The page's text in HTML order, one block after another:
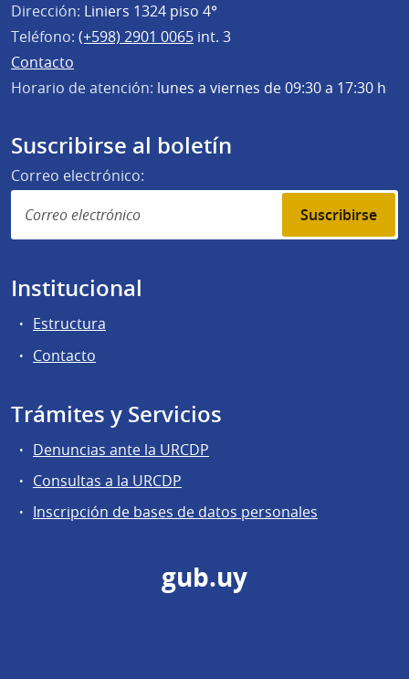
Dirección: Liniers 1324 piso 4°
Teléfono: (+598) 2901 0065 int. 3
Contacto
Horario de atención: lunes a viernes de 09:30 a 17:30 h
Suscribirse al boletín
Correo electrónico:
Suscribirse
Institucional
Estructura
Contacto
Trámites y Servicios
Denuncias ante la URCDP
Consultas a la URCDP
Inscripción de bases de datos personales
gub.uy